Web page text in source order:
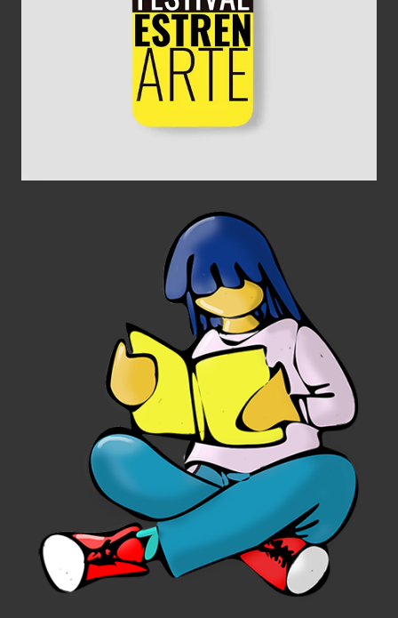
Diseño Gráfico
Concurso Relatos Barrio del Carmen
Diseño Gráfico Editorial